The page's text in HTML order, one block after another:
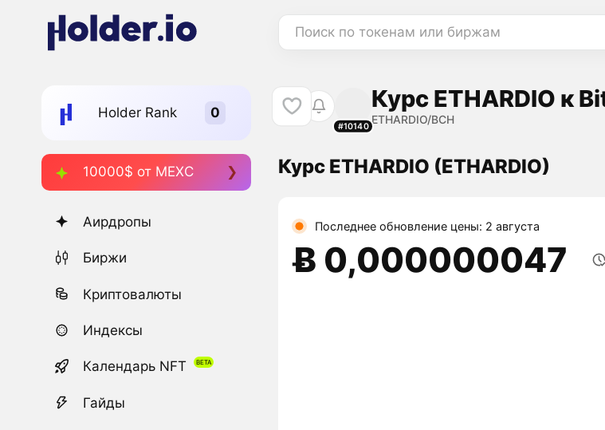
Поиск по токенам или биржам
Holder Rank
10000$ от MEXC
Аирдропы
Биржи
Криптовалюты
Индексы
Календарь NFT
Гайды
#10140
Курс ETHARDIO к
ETHARDIO/BCH
Курс ETHARDIO (ETHARDIO)
Последнее обновление цены: 2 августа
Ƀ 0,000000047